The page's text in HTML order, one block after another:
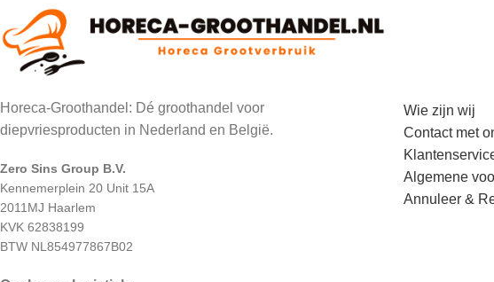
Horeca-Groothandel: Dé groothandel voor
diepvriesproducten in Nederland en België.
Zero Sins Group B.V.
Kennemerplein 20 Unit 15A
2011MJ Haarlem
KVK 62838199
BTW NL854977867B02
Wie zijn wij
Contact met
Algemene
Annuleer &